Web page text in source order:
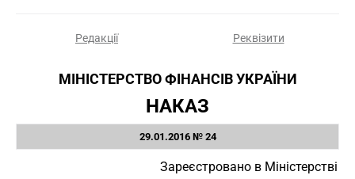
Редакції Реквізити
МІНІСТЕРСТВО ФІНАНСІВ УКРАЇНИ
НАКАЗ
29.01.2016 № 24
Зареєстровано в Міністерстві